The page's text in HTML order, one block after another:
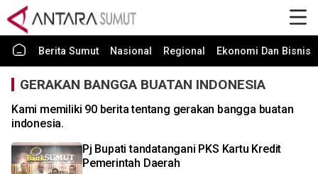
Berita Sumut Nasional Regional Ekonomi Dan Bisnis
GERAKAN BANGGA BUATAN INDONESIA
Kami memiliki 90 berita tentang gerakan bangga buatan
indonesia.
Pj Bupati tandatangani PKS Kartu Kredit
Pemerintah Daerah